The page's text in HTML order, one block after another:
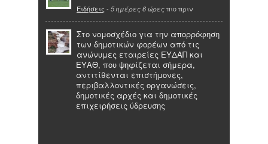
Ειδήσεις - 5 ημέρες 6 ώρες πιο πριν
Στο νομοσχέδιο για την απορρόφηση
των δημοτικών φορέων από τις
ανώνυμες εταιρείες ΕΥΔΑΠ και
ΕΥΑΘ, που ψηφίζεται σήμερα,
αντιτίθενται επιστήμονες,
περιβαλλοντικές οργανώσεις,
δημοτικές αρχές και δημοτικές
επιχειρήσεις ύδρευσης